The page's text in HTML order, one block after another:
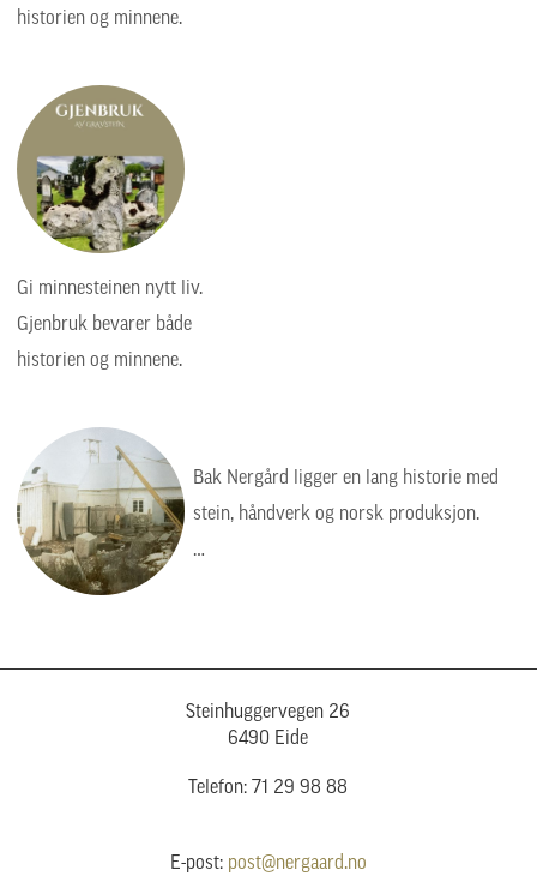
historien og minnene.
Gi minnesteinen nytt liv.
Gjenbruk bevarer både
historien og minnene.
Bak Nergård ligger en lang historie med
stein, håndverk og norsk produksjon.
Steinhuggervegen 26
6490 Eide
Telefon: 71 29 98 88
E-post: post@nergaard.no